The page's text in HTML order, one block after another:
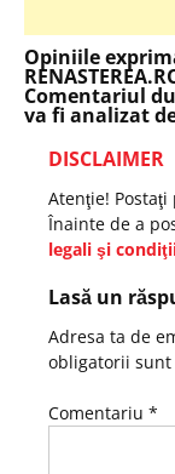
Opiniile
Comentariul
va fi analizat
DISCLAIMER
Atenţie!
Înainte de a
legali şi
Lasă un
Adresa ta de
obligatorii sunt
Comentariu *